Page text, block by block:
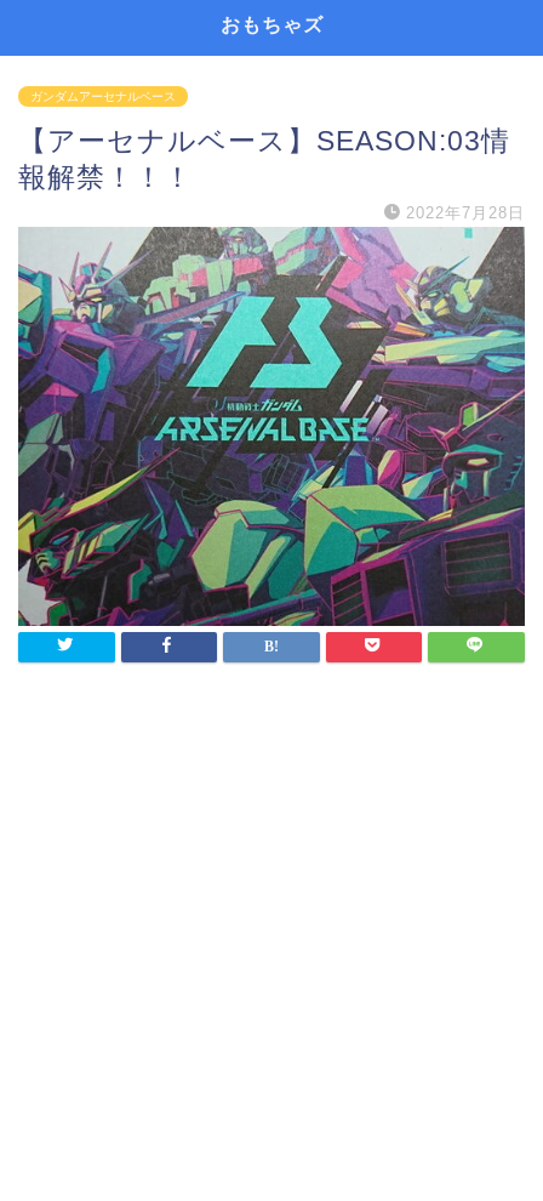
おもちゃズ
ガンダムアーセナルベース
【アーセナルベース】SEASON:03情
報解禁！！！
2022年7月28日